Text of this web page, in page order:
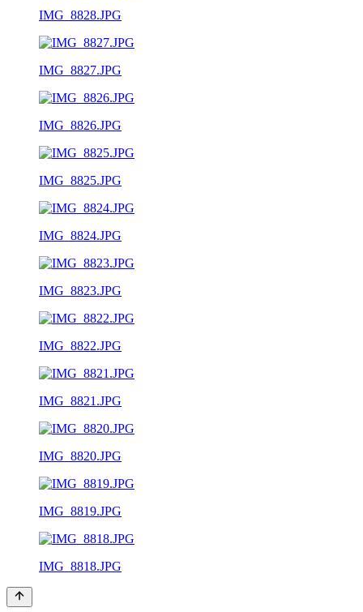
IMG_8828.JPG
IMG_8827.JPG
IMG_8826.JPG
IMG_8825.JPG
IMG_8824.JPG
IMG_8823.JPG
IMG_8822.JPG
IMG_8821.JPG
IMG_8820.JPG
IMG_8819.JPG
IMG_8818.JPG